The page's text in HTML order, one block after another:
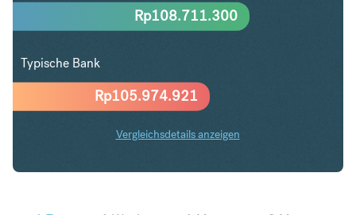
Rp105.974.921
Rp108.711.300
Typische Bank
Vergleichsdetails anzeigen
ZAR in IDR Trends